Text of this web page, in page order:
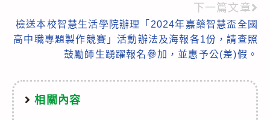
下一篇文章
檢送本校智慧生活學院辦理「2024年嘉藥智慧盃全國
高中職專題製作競賽」活動辦法及海報各1份，請查照
鼓勵師生踴躍報名參加，並惠予公(差)假。
相關內容